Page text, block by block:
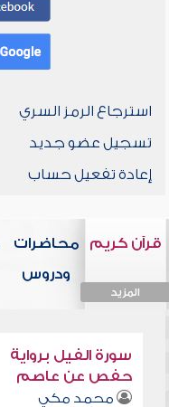
استرجاع الرمز السري
تسجيل عضو جديد
إعادة تفعيل حساب
قرآن كريم
المزيد
محاضرات
ودروس
سورة الفيل برواية
حفص عن عاصم
محمد مكي